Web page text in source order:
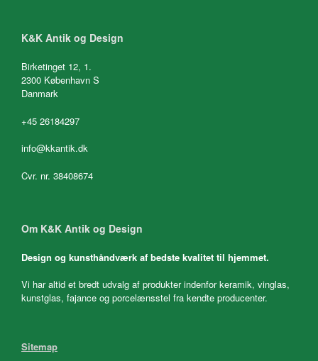
K&K Antik og Design
Birketinget 12, 1.
2300 København S
Danmark
+45 26184297
info@kkantik.dk
Cvr. nr. 38408674
Om K&K Antik og Design
Design og kunsthåndværk af bedste kvalitet til hjemmet.
Vi har altid et bredt udvalg af produkter indenfor keramik, vinglas,
kunstglas, fajance og porcelænsstel fra kendte producenter.
Sitemap